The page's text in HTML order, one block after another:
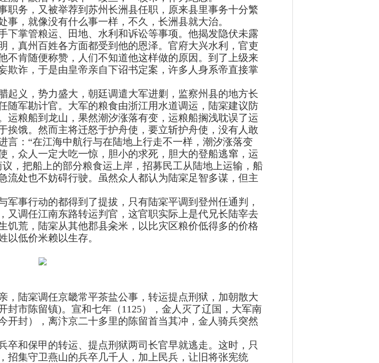
务，又被举荐到苏州长洲县任职，原来县里事务十分繁
，就像没有什么事一样，不久，长洲县就大治。
掌管粮运、田地、水利和诉讼等事项。他揭发隐伏未露
，真州百姓各方面都受到他的恩泽。官府大兴水利，官吏
不肯随便称赞，人们不知道他这样做的原因。到了上级来
欺诈，于是由皇帝亲自下诏书定案，许多人身系帝直接掌
义，势力盛大，朝廷调遣大军进剿，监察州县的地方长
随军勘计官。大军的粮食由浙江用水道调运，陆宲建议防
运粮船到龙山，果然潮汐涨落有变，运粮船搁浅耽误了运
挨饿。然而主将迁怒于护舟使，要立斩护舟使，没有人敢
言：“在江海中航行与在陆地上行走不一样，潮汐涨落变
，众人一定大吃一惊，胆小的求死，胆大的登船逃窜，运
，把船上的部分粮食运上岸，招募民工从陆地上运输，船
流处也不妨碍行驶。虽然众人都认为陆宲足智多谋，但主
事行动的都得到了提拔，只有陆宲平调到登州任通判，
又调任江南东路转运判官，这官职实际上是代兄长陆宰去
饥荒，陆宲从其他郡县籴米，以比灾区粮价低得多的价格
以低价米赖以生存。
陆宲调任京畿常平茶盐公事，转运提点刑狱，加朝散大
封市陈留镇)。宣和七年（1125），金人灭了辽国，大军南
开封），离汴京二十多里的陈留首当其冲，金人骑兵突然
和保甲的转运、提点刑狱两司长官早就逃走。这时，只
招集守卫燕山的兵卒几千人，加上民兵，让旧将张宪统